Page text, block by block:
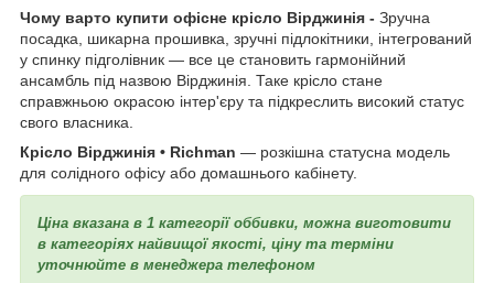
Чому варто купити офісне крісло Вірджинія - Зручна
посадка, шикарна прошивка, зручні підлокітники, інтегрований
у спинку підголівник — все це становить гармонійний
ансамбль під назвою Вірджинія. Таке крісло стане
справжньою окрасою інтер'єру та підкреслить високий статус
свого власника.
Крісло Вірджинія • Richman — розкішна статусна модель
для солідного офісу або домашнього кабінету.
Ціна вказана в 1 категорії оббивки, можна виготовити
в категоріях найвищої якості, ціну та терміни
уточнюйте в менеджера телефоном